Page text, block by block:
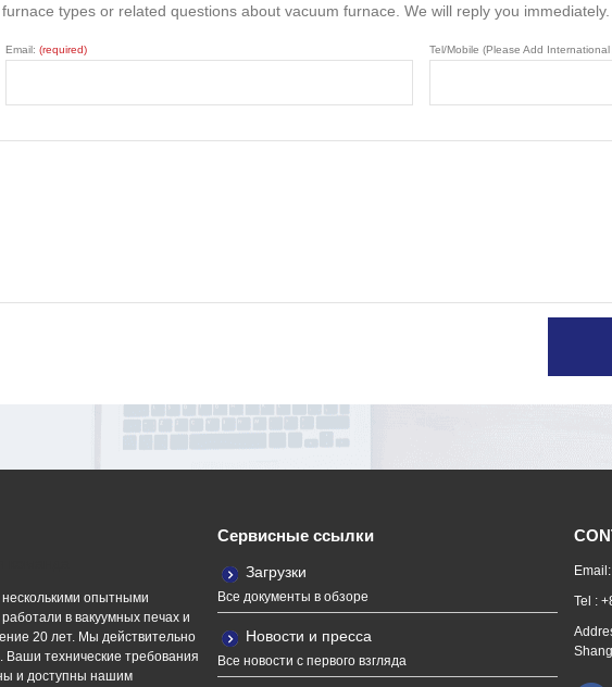
types or related questions about vacuum furnace. We will reply you immediately.
Email: (required) Tel/Mobile (Please Add International
опытными
в вакуумных печах и
20 лет. Мы действительно
Ваши технические требования
и доступны нашим
Сервисные ссылки
Загрузки
Все документы в обзоре
Новости и пресса
Все новости с первого взгляда
Email:
Tel :